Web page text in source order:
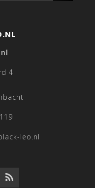
4
leo.nl